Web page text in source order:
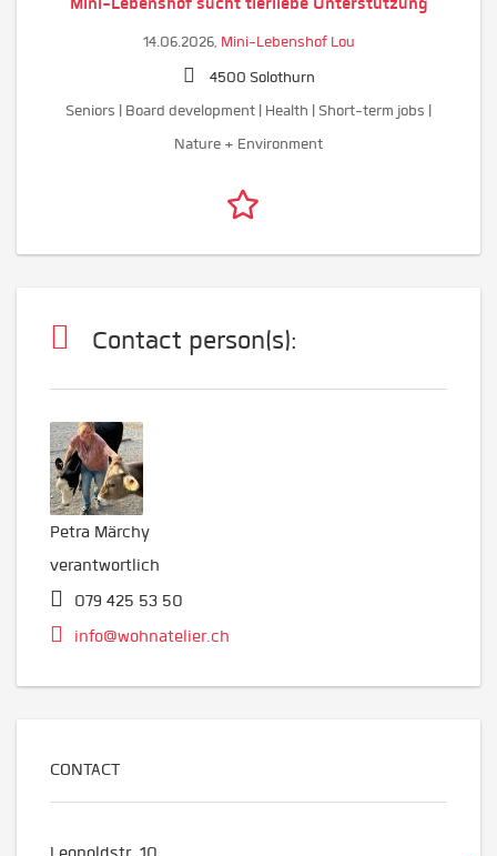
14.06.2026, Mini-Lebenshof Lou
4500 Solothurn
Seniors | Board development | Health | Short-term jobs |
Nature + Environment
Contact person(s):
Petra Märchy
verantwortlich
079 425 53 50
info@wohnatelier.ch
CONTACT